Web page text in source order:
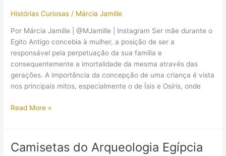
Egito
Histórias Curiosas / Márcia Jamille
Por Márcia Jamille | @MJamille | Instagram Ser mãe durante o
Egito Antigo concebia à mulher, a posição de ser a
responsável pela perpetuação da sua família e
consequentemente a imortalidade da mesma através das
gerações. A importância da concepção de uma criança é vista
nos principais mitos, especialmente o de Ísis e Osíris, onde
Ser
Antigo
Read More »
Camisetas do Arqueologia Egípcia